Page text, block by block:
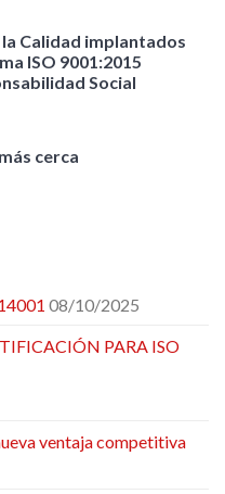
Calidad implantados
ISO 9001:2015
Social
cerca
08/10/2025
PARA ISO
ventaja competitiva